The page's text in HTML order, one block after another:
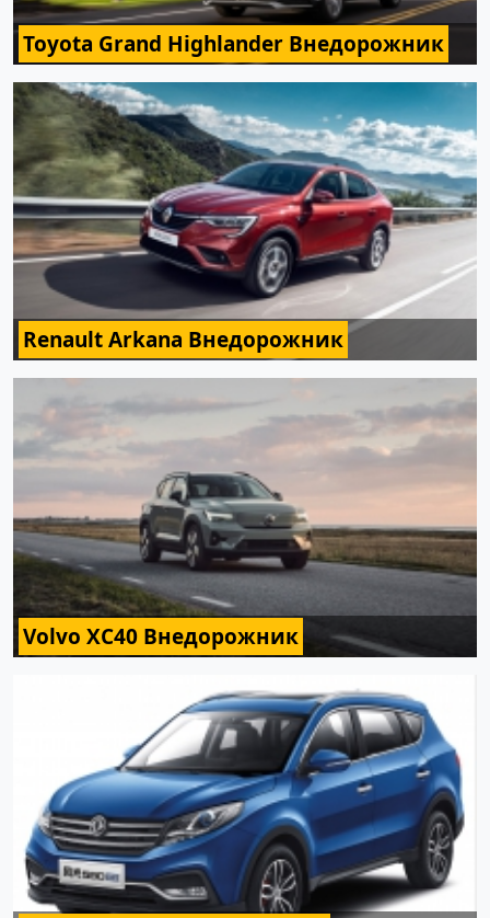
Toyota Grand Highlander Внедорожник
Renault Arkana Внедорожник
Volvo XC40 Внедорожник